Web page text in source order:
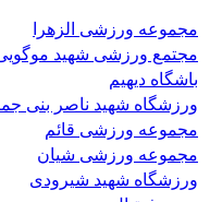
مجموعه ورزشی الزهرا
مجتمع ورزشی شهید
باشگاه دیهیم
ورزشگاه شهید ناصر بنی
مجموعه ورزشی قائم
مجموعه ورزشی شیان
ورزشگاه شهید شیرودی